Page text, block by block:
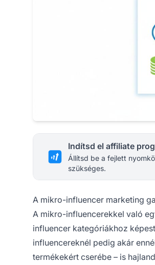
Indítsd el affiliate
Állítsd be a fejlett
szükséges.
A mikro-influencer marketing
A mikro-influencerekkel való
influencer kategóriákhoz
influencereknél pedig akár
termékekért cserébe – is